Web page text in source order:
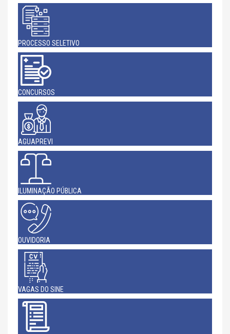
PROCESSO SELETIVO
CONCURSOS
AGUAPREVI
ILUMINAÇÃO PÚBLICA
OUVIDORIA
VAGAS DO SINE